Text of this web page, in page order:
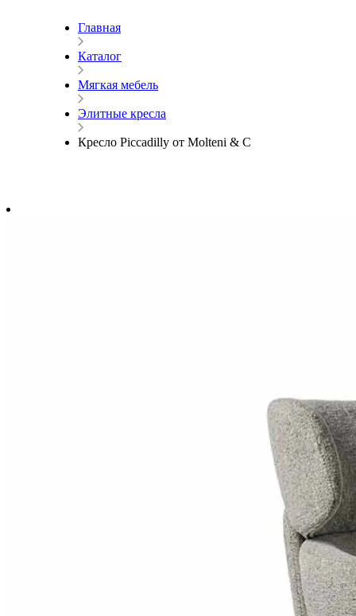
Главная
Каталог
Мягкая мебель
Элитные кресла
Кресло Piccadilly от Molteni & C